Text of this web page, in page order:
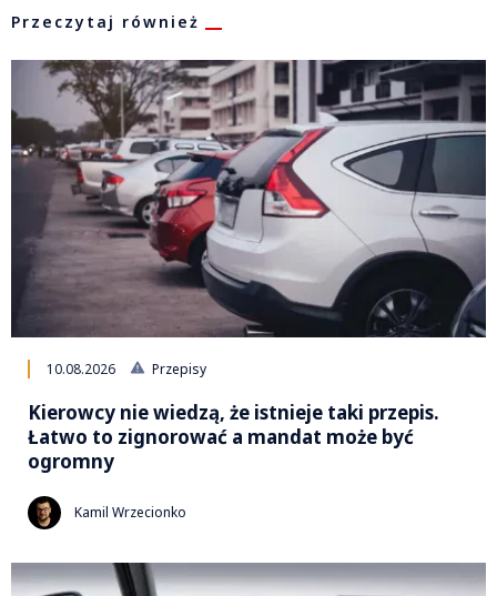
Przeczytaj również
10.08.2026 Przepisy
Kierowcy nie wiedzą, że istnieje taki przepis.
Łatwo to zignorować a mandat może być
ogromny
Kamil Wrzecionko